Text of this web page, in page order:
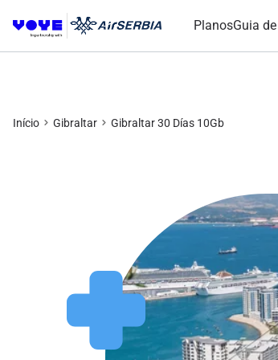
PlanosGuia
Início Gibraltar Gibraltar 30 Días 10Gb